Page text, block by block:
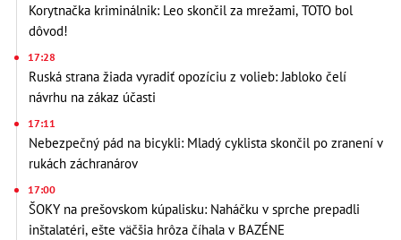
Korytnačka kriminálnik: Leo skončil za mrežami, TOTO bol
dôvod!
17:28
Ruská strana žiada vyradiť opozíciu z volieb: Jabloko čelí
návrhu na zákaz účasti
17:11
Nebezpečný pád na bicykli: Mladý cyklista skončil po zranení v
rukách záchranárov
17:00
ŠOKY na prešovskom kúpalisku: Naháčku v sprche prepadli
inštalatéri, ešte väčšia hrôza číhala v BAZÉNE